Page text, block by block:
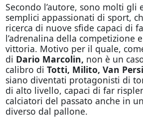
Secondo l’autore, sono molti gli
semplici appassionati di sport,
ricerca di nuove sfide capaci di
l’adrenalina della competizione
vittoria. Motivo per il quale,
di Dario Marcolin, non è un
calibro di Totti, Milito, Van
siano diventati protagonisti di
di alto livello, capaci di far
calciatori del passato anche in
diverso dal pallone.